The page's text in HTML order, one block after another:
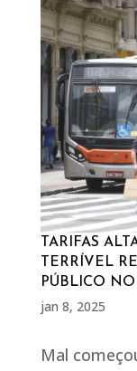
TARIFAS
TERRÍVEL
PÚBLICO
jan 8, 2025
Mal